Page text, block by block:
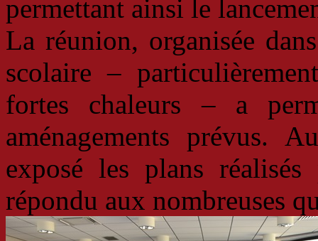
permettant ainsi le
La réunion, organisée
scolaire –
fortes chaleurs – a
aménagements prévus.
exposé les plans
répondu aux nombreuses